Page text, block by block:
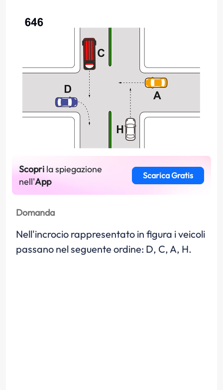
Scopri la spiegazione
nell'App
Scarica Gratis
Domanda
Nell'incrocio rappresentato in figura i veicoli
passano nel seguente ordine: D, C, A, H.